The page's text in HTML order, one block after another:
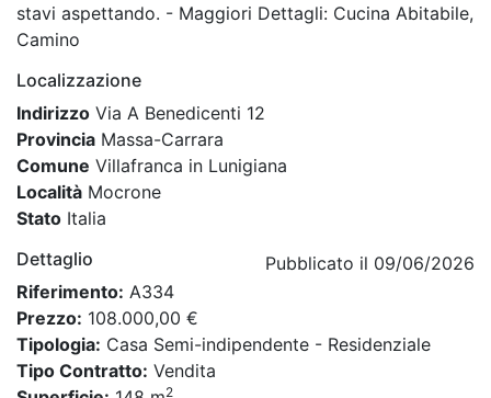
stavi aspettando. - Maggiori Dettagli: Cucina Abitabile,
Camino
Localizzazione
Indirizzo Via A Benedicenti 12
Provincia Massa-Carrara
Comune Villafranca in Lunigiana
Località Mocrone
Stato Italia
Dettaglio
Pubblicato il 09/06/2026
Riferimento: A334
Prezzo: 108.000,00 €
Tipologia: Casa Semi-indipendente - Residenziale
Tipo Contratto: Vendita
2